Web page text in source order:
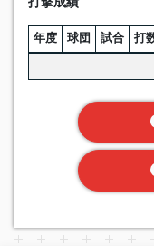
打撃成績
年度 球団 試合 打